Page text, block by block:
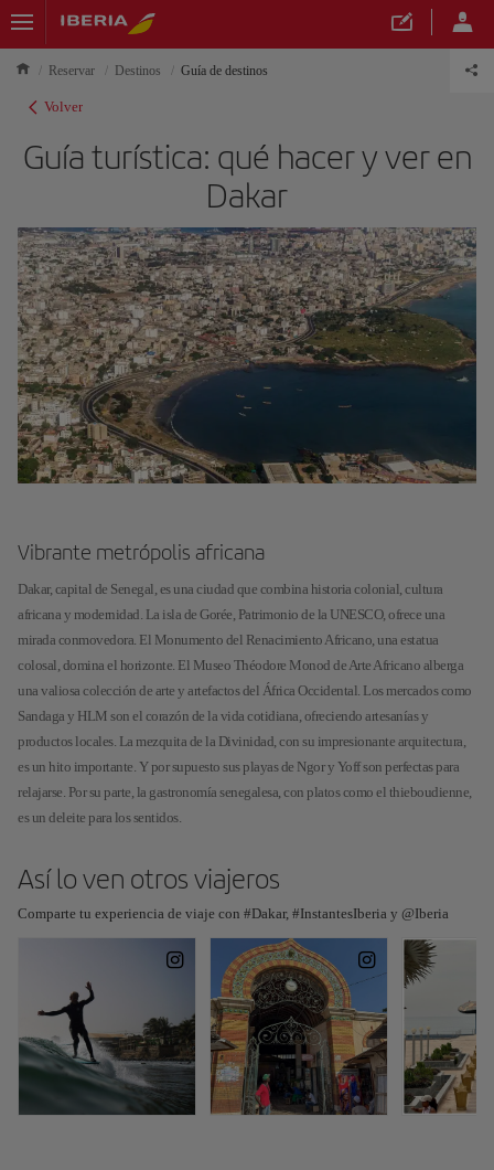
Reservar Destinos Guía de destinos
Volver
Guía turística: qué hacer y ver en
Dakar
Vibrante metrópolis africana
Dakar, capital de Senegal, es una ciudad que combina historia colonial, cultura
africana y modernidad. La isla de Gorée, Patrimonio de la UNESCO, ofrece una
mirada conmovedora. El Monumento del Renacimiento Africano, una estatua
colosal, domina el horizonte. El Museo Théodore Monod de Arte Africano alberga
una valiosa colección de arte y artefactos del África Occidental. Los mercados como
Sandaga y HLM son el corazón de la vida cotidiana, ofreciendo artesanías y
productos locales. La mezquita de la Divinidad, con su impresionante arquitectura,
es un hito importante. Y por supuesto sus playas de Ngor y Yoff son perfectas para
relajarse. Por su parte, la gastronomía senegalesa, con platos como el thieboudienne,
es un deleite para los sentidos.
Así lo ven otros viajeros
Comparte tu experiencia de viaje con #Dakar, #InstantesIberia y @Iberia